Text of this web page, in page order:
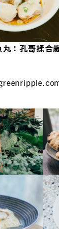
：孔哥揉合